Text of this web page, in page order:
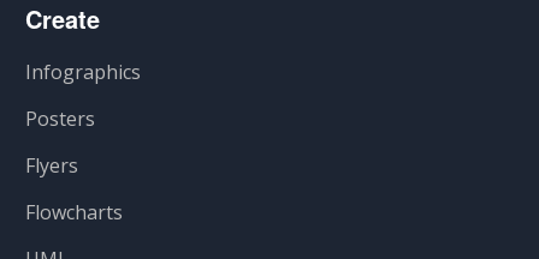
Create
Infographics
Posters
Flyers
Flowcharts